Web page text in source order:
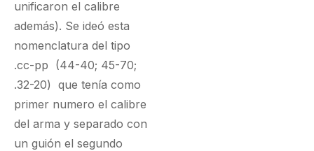
unificaron el calibre
además). Se ideó esta
nomenclatura del tipo
.cc-pp (44-40; 45-70;
.32-20) que tenía como
primer numero el calibre
del arma y separado con
un guión el segundo